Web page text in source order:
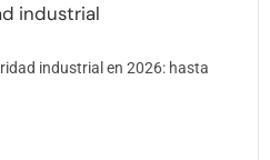
industrial
industrial en 2026: hasta